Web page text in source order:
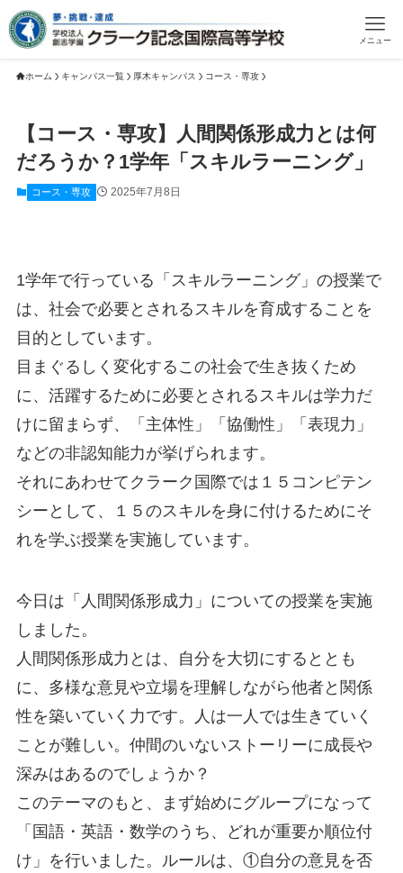
メニュー
ホーム キャンパス一覧 厚木キャンパス コース・専攻
【コース・専攻】人間関係形成力とは何
だろうか？1学年「スキルラーニング」
コース・専攻 2025年7月8日
1学年で行っている「スキルラーニング」の授業で
は、社会で必要とされるスキルを育成することを
目的としています。
目まぐるしく変化するこの社会で生き抜くため
に、活躍するために必要とされるスキルは学力だ
けに留まらず、「主体性」「協働性」「表現力」
などの非認知能力が挙げられます。
それにあわせてクラーク国際では１５コンピテン
シーとして、１５のスキルを身に付けるためにそ
れを学ぶ授業を実施しています。
今日は「人間関係形成力」についての授業を実施
しました。
人間関係形成力とは、自分を大切にするととも
に、多様な意見や立場を理解しながら他者と関係
性を築いていく力です。人は一人では生きていく
ことが難しい。仲間のいないストーリーに成長や
深みはあるのでしょうか？
このテーマのもと、まず始めにグループになって
「国語・英語・数学のうち、どれが重要か順位付
け」を行いました。ルールは、①自分の意見を否